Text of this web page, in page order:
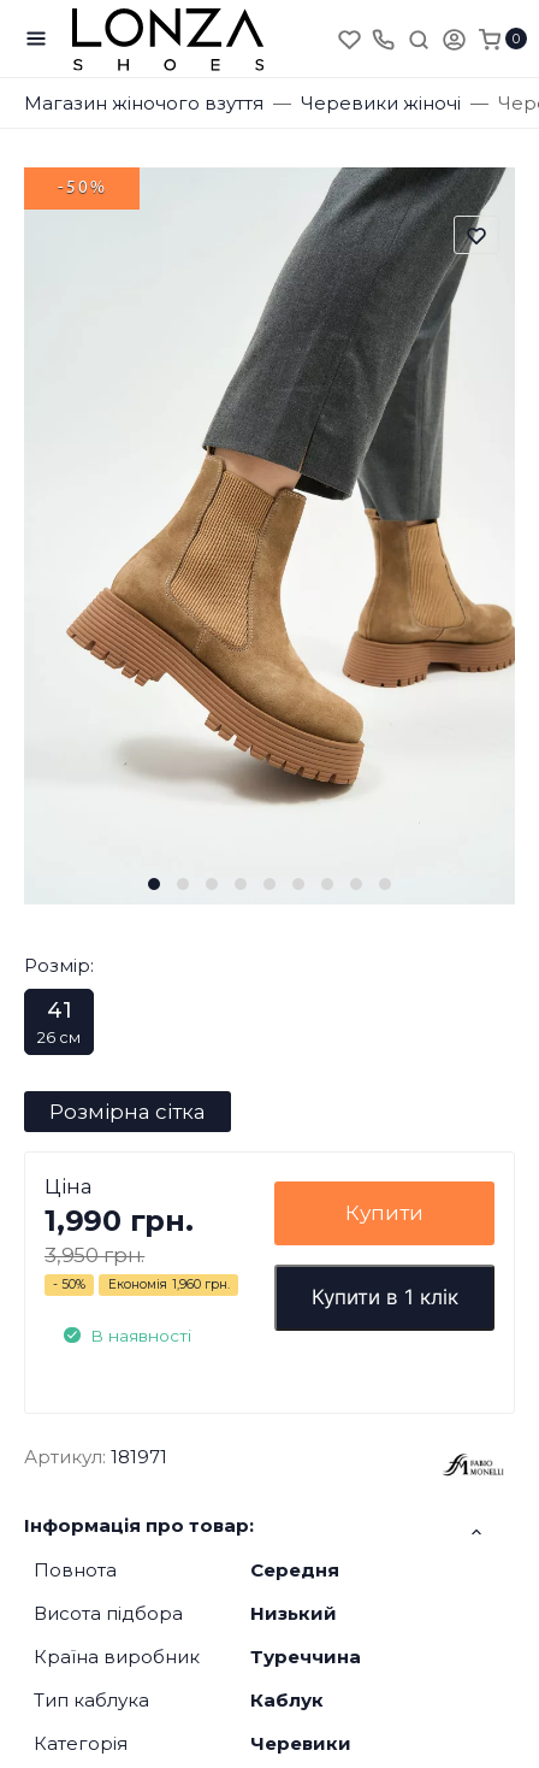
0
Магазин жіночого взуття Черевики жіночі
-50%
Розмір:
41
26 см
Розмірна сітка
Ціна
1,990 грн.
3,950 грн.
- 50% Економія 1,960 грн.
В наявності
Купити
Купити в 1 клік
Артикул: 181971
Інформація про товар:
Повнота
Середня
Висота підбора
Низький
Країна виробник
Туреччина
Тип каблука
Каблук
Категорія
Черевики